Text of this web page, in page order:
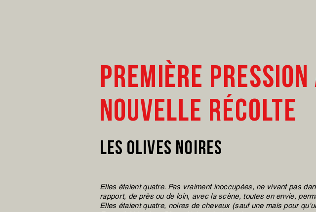
Première
nouvelle récolte
Les Olives noires
Elles étaient quatre. Pas vraiment inoccupées, ne vivant pas
rapport, de près ou de loin, avec la scène, toutes en envie,
Elles étaient quatre, noires de cheveux (sauf une mais pour